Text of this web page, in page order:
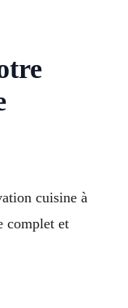
cuisine à
complet et